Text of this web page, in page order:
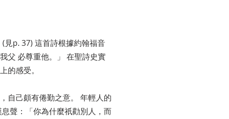
見p. 37) 這首詩根據約翰福音
父 必尊重他。」 在聖詩史實
的感受。
自己頗有倦勤之意。 年輕人的
聲：「你為什麼祇勸別人，而